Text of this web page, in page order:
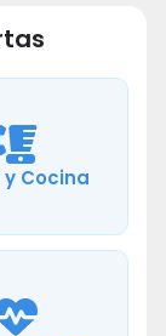
y Cocina